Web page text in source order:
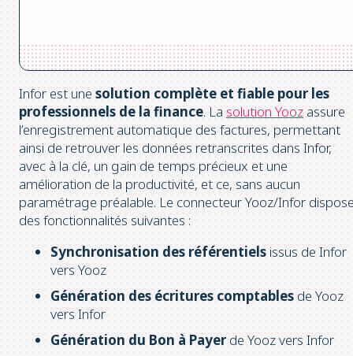
Infor est une solution complète et fiable pour les
professionnels de la finance. La solution Yooz assure
l’enregistrement automatique des factures, permettant
ainsi de retrouver les données retranscrites dans Infor,
avec à la clé, un gain de temps précieux et une
amélioration de la productivité, et ce, sans aucun
paramétrage préalable. Le connecteur Yooz/Infor
des fonctionnalités suivantes :
Synchronisation des référentiels issus de Infor
vers Yooz
Génération des écritures comptables de Yooz
vers Infor
Génération du Bon à Payerde Yooz vers Infor